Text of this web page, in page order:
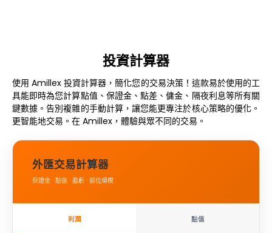
投資計算器
使用 Amillex 投資計算器，簡化您的交易決策！這款易於使用的工
具能即時為您計算點值、保證金、點差、傭金、隔夜利息等所有關
鍵數據。告別複雜的手動計算，讓您能更專注於核心策略的優化。
更智能地交易。在 Amillex，體驗與眾不同的交易。
外匯交易計算器
保證金 · 點值 · 盈虧 · 部位規模
利潤 點值